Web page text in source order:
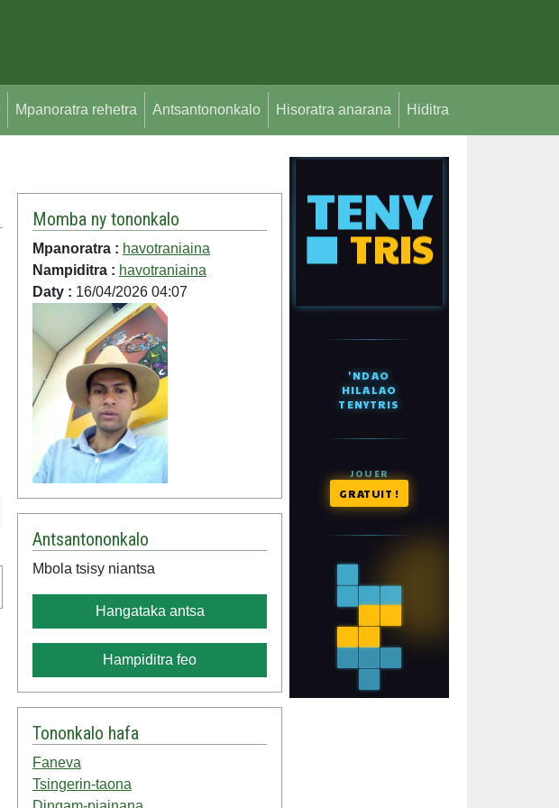
Mpanoratra rehetra Antsantononkalo Hisoratra anarana Hiditra
Momba ny tononkalo
Mpanoratra : havotraniaina
Nampiditra : havotraniaina
Daty : 16/04/2026 04:07
Antsantononkalo
Mbola tsisy niantsa
Hangataka antsa
Hampiditra feo
Tononkalo hafa
Faneva
Tsingerin-taona